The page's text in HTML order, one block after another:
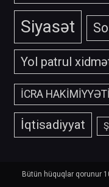
Siyasət
Yol patrul
İCRA HAKİMİYYƏTİ
İqtisadiyyat
Bütün hüquqlar qorunur